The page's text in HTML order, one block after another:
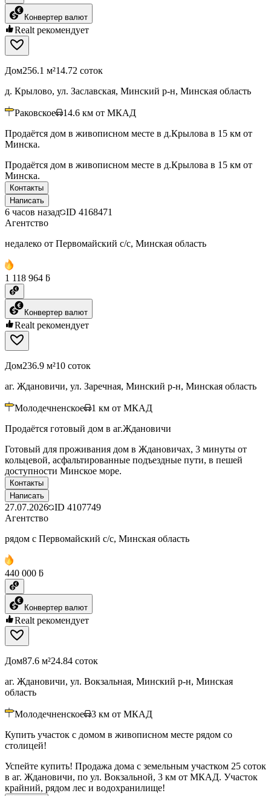
Конвертер валют
Realt рекомендует
Дом256.1 м²14.72 соток
д. Крылово, ул. Заславская, Минский р-н, Минская область
Раковское 14.6 км от МКАД
Продаётся дом в живописном месте в д.Крылова в 15 км от
Минска.
Продаётся дом в живописном месте в д.Крылова в 15 км от
Минска.
Контакты
Написать
6 часов назад ID 4168471
Агентство
недалеко от Первомайский с/с, Минская область
1 118 964 ƃ
Конвертер валют
Realt рекомендует
Дом236.9 м²10 соток
аг. Ждановичи, ул. Заречная, Минский р-н, Минская область
Молодечненское 1 км от МКАД
Продаётся готовый дом в аг.Ждановичи
Готовый для проживания дом в Ждановичах, 3 минуты от
кольцевой, асфальтированные подъездные пути, в пешей
доступности Минское море.
Контакты
Написать
27.07.2026 ID 4107749
Агентство
рядом с Первомайский с/с, Минская область
440 000 ƃ
Конвертер валют
Realt рекомендует
Дом87.6 м²24.84 соток
аг. Ждановичи, ул. Вокзальная, Минский р-н, Минская
область
Молодечненское 3 км от МКАД
Купить участок с домом в живописном месте рядом со
столицей!
Успейте купить! Продажа дома с земельным участком 25 соток
в аг. Ждановичи, по ул. Вокзальной, 3 км от МКАД. Участок
крайний, рядом лес и водохранилище!